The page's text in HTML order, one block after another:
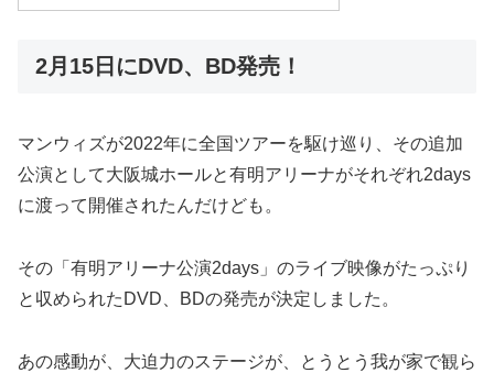
2月15日にDVD、BD発売！
マンウィズが2022年に全国ツアーを駆け巡り、その追加
公演として大阪城ホールと有明アリーナがそれぞれ2days
に渡って開催されたんだけども。
その「有明アリーナ公演2days」のライブ映像がたっぷり
と収められたDVD、BDの発売が決定しました。
あの感動が、大迫力のステージが、とうとう我が家で観ら